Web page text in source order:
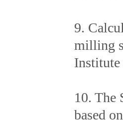
9.
milling
10. The
based